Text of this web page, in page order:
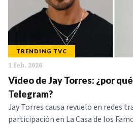
TRENDING TVC
1 feb. 2026
Video de Jay Torres: ¿por
Telegram?
Jay Torres causa revuelo en redes
participación en La Casa de los